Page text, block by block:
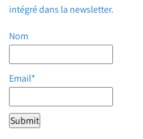
intégré dans la newsletter.
Nom
Email*